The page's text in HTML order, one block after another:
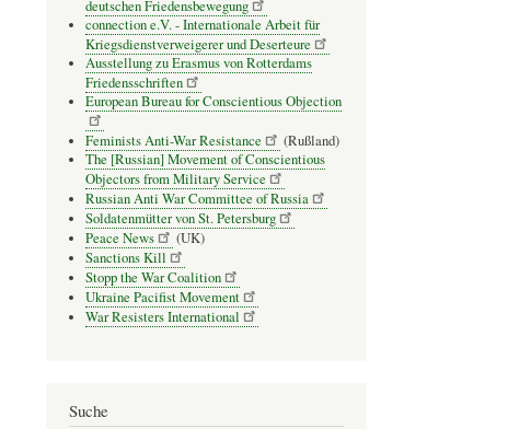
deutschen Friedensbewegung
connection e.V. - Inter­na­tio­nale Arbeit für
Kriegs­dienst­ver­wei­gerer und Deser­teure
Ausstellung zu Erasmus von Rotterdams
Friedensschriften
European Bureau for Conscientious Objection
Feminists Anti-War Resistance
(Rußland)
The [Russian] Movement of Conscientious
Objectors from Military Service
Russian Anti War Committee of Russia
Soldatenmütter von St. Petersburg
Peace News
(UK)
Sanctions Kill
Stopp the War Coalition
Ukraine Pacifist Movement
War Resisters International
Suche